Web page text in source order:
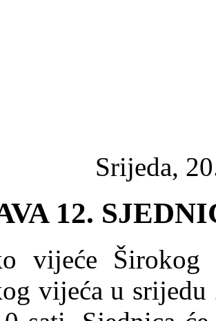
Srijeda,
12.
vijeće
vijeća u srijedu